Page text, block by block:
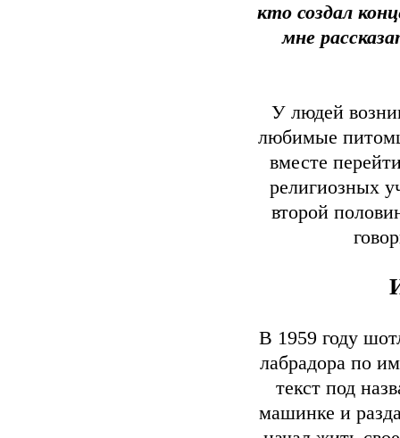
кто создал
мне
У людей
любимые
вместе
религиозных
второй
В 1959 году
лабрадора по
текст под
машинке и